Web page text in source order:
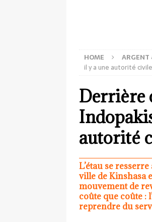
HOME ARGENT
il y a une autorité
Derrière
autorité
L’étau se
ville de Kinshasa
mouvement de
coûte que coûte :
reprendre du